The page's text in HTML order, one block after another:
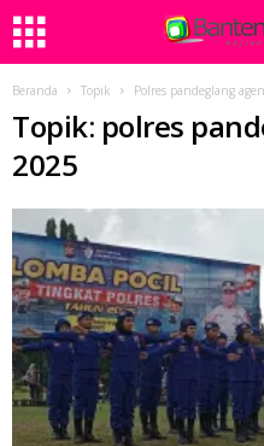
Beranda Topik Polres pandeglang
Topik: polres
2025